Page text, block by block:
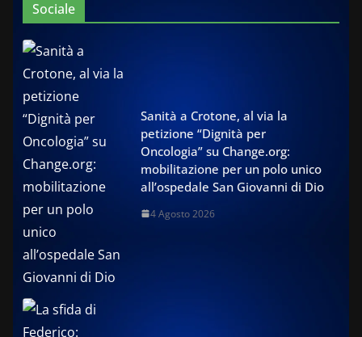
Sociale
Sanità a Crotone, al via la
petizione “Dignità per
Oncologia” su Change.org:
mobilitazione per un polo unico
all’ospedale San Giovanni di Dio
4 Agosto 2026